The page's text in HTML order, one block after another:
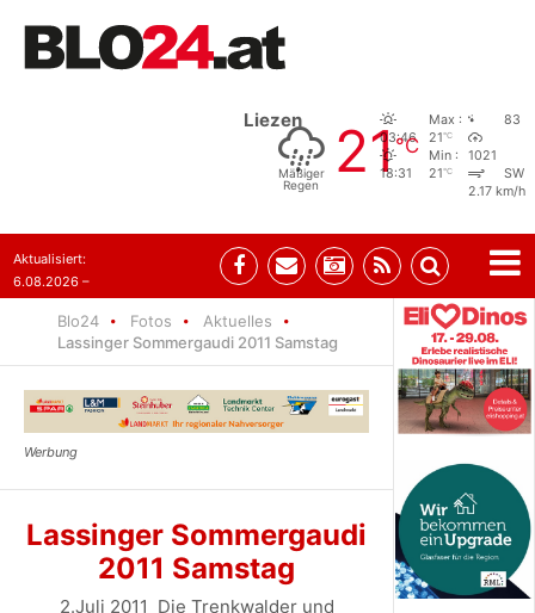
Liezen
Mäßiger
Regen
21°C
03:46
18:31
Max :
21°C
Min :
21°C
83
1021
SW
2.17 km/h
Aktualisiert:
6.08.2026 –
Blo24 Fotos
Aktuelles
Lassinger Sommergaudi 2011 Samstag
Lassinger Sommergaudi
2011 Samstag
2.Juli 2011 Die Trenkwalder und